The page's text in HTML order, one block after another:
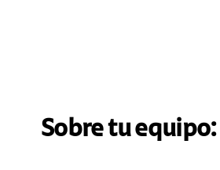
Sobre tu equipo: